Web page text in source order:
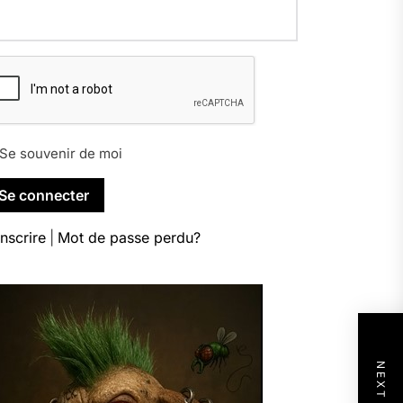
souvenir de moi
Mot de passe perdu?